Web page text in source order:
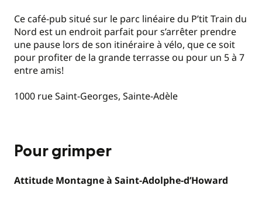
Ce café-pub situé sur le parc linéaire du P’tit Train du
Nord est un endroit parfait pour s’arrêter prendre
une pause lors de son itinéraire à vélo, que ce soit
pour profiter de la grande terrasse ou pour un 5 à 7
entre amis!
1000 rue Saint-Georges, Sainte-Adèle
Pour grimper
Attitude Montagne à Saint-Adolphe-d’Howard